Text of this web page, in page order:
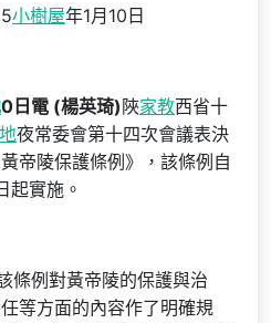
小樹屋年1月10日
0日電 (楊英琦) 陜家教西省十
夜常委會第十四次會議表決
帝陵保護條例》，該條例自
起實施。
條例對黃帝陵的保護與治
等方面的內容作了明確規